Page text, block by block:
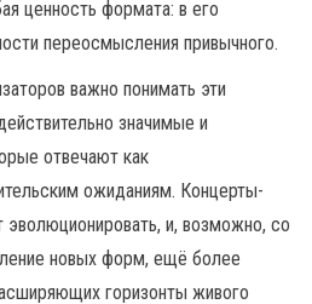
ценность формата: в его
переосмысления привычного.
важно понимать эти
значимые и
отвечают как
ожиданиям. Концерты-
и, возможно, со
новых форм, ещё более
горизонты живого